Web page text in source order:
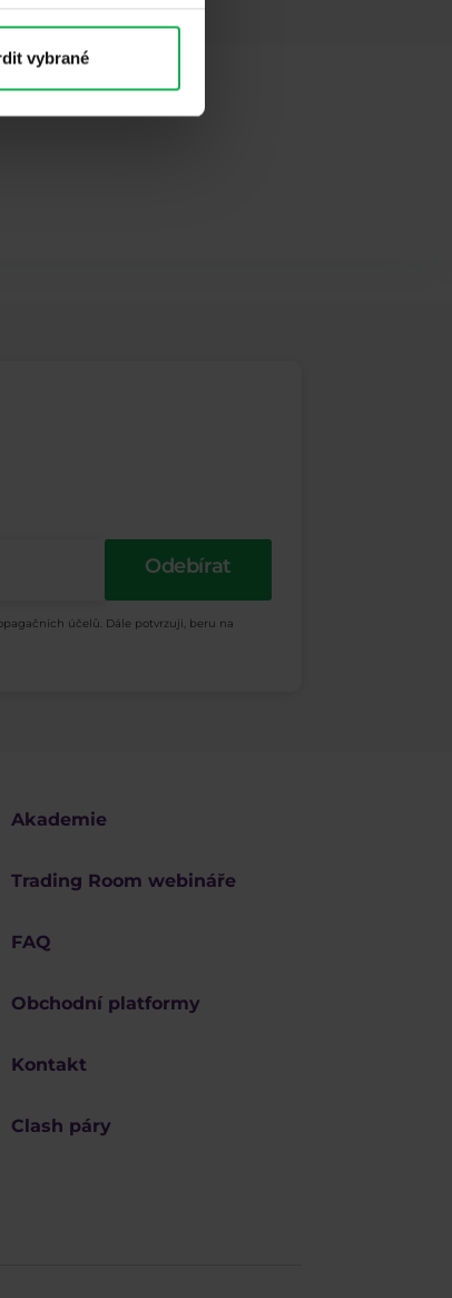
vybrané
Odebírat
účelů. Dále potvrzuji, beru na
Akademie
Trading Room webináře
FAQ
Obchodní platformy
Kontakt
Clash páry